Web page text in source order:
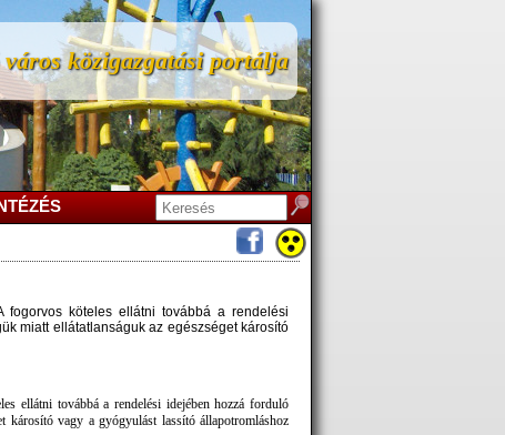
közigazgatási portálja
fogorvos köteles ellátni továbbá a rendelési
miatt ellátatlanságuk az egészséget károsító
ellátni továbbá a rendelési idejében hozzá forduló
károsító vagy a gyógyulást lassító állapotromláshoz